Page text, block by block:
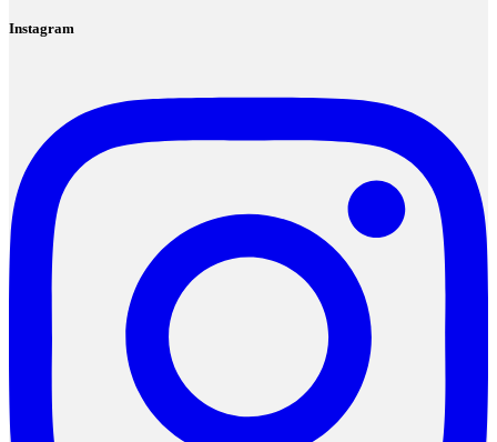
Instagram